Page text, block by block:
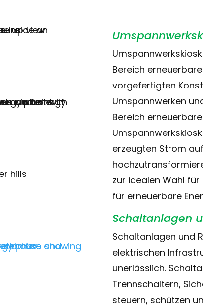
Bereich
vorgefertigten
Umspannwerken
Bereich
erzeugten Strom
zur idealen Wahl
für erneuerbare
Schaltanlagen
Schaltanlagen und
elektrischen
unerlässlich.
Trennschaltern,
steuern, schützen